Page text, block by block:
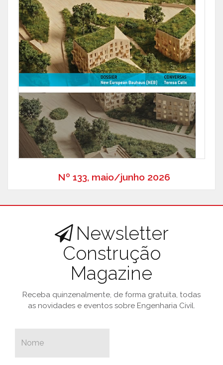
Nº 133, maio/junho 2026
Newsletter
Construção
Magazine
Receba quinzenalmente, de forma gratuita, todas
as novidades e eventos sobre Engenharia Civil.